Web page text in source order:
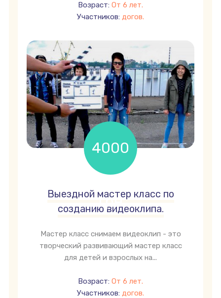
Возраст: От 6 лет.
Участников: догов.
4000
грн
Выездной мастер класс по
созданию видеоклипа.
Мастер класс снимаем видеоклип - это
творческий развивающий мастер класс
для детей и взрослых на...
Возраст: От 6 лет.
Участников: догов.